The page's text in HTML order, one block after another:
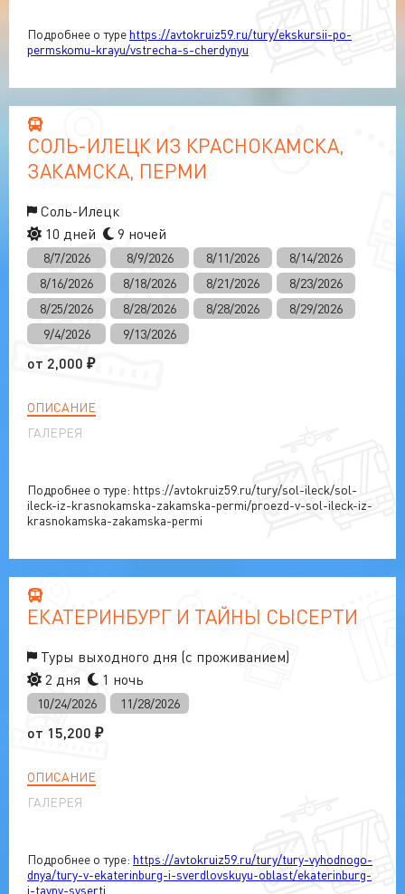
Подробнее о туреhttps://avtokruiz59.ru/tury/ekskursii-po-
permskomu-krayu/vstrecha-s-cherdynyu
СОЛЬ-ИЛЕЦК ИЗ КРАСНОКАМСКА,
ЗАКАМСКА, ПЕРМИ
Соль-Илецк
10 дней
9 ночей
8/7/2026 8/9/2026 8/11/2026
8/14/2026
8/16/2026
8/18/2026 8/21/2026
8/23/2026
8/25/2026
8/28/2026 8/28/2026
8/29/2026
9/4/2026
9/13/2026
от 2,000 ₽
ОПИСАНИЕ
ГАЛЕРЕЯ
Подробнее о туре: https://avtokruiz59.ru/tury/sol-ileck/sol-
ileck-iz-krasnokamska-zakamska-permi/proezd-v-sol-ileck-iz-
krasnokamska-zakamska-permi
ЕКАТЕРИНБУРГ И ТАЙНЫ СЫСЕРТИ
Туры выходного дня (с проживанием)
2 дня
1 ночь
10/24/2026 11/28/2026
от 15,200 ₽
ОПИСАНИЕ
ГАЛЕРЕЯ
Подробнее о туре: https://avtokruiz59.ru/tury/tury-vyhodnogo-
dnya/tury-v-ekaterinburg-i-sverdlovskuyu-oblast/ekaterinburg-
i-tayny-syserti